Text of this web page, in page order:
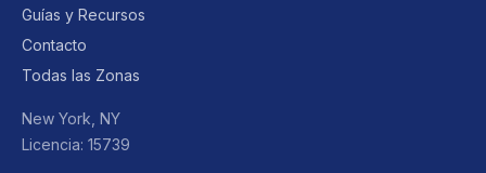
Guías y Recursos
Contacto
Todas las Zonas
New York, NY
Licencia: 15739